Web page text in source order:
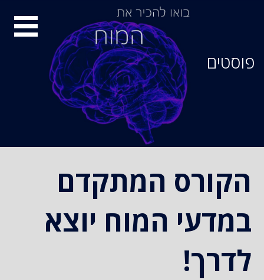
פוסטים
הקורס המתקדם
במדעי המוח יוצא
לדרך!